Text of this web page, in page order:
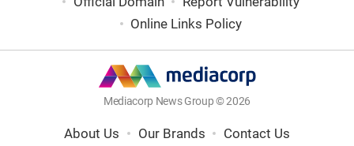
Online Links Policy
Mediacorp News Group © 2026
About Us Our Brands Contact Us